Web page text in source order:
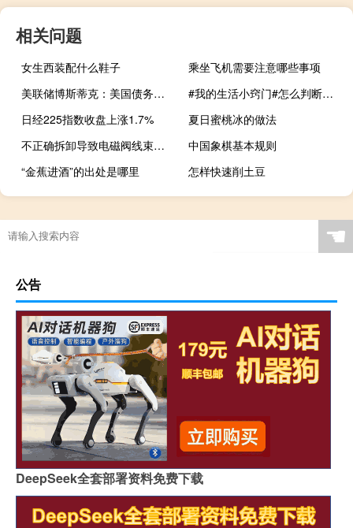
相关问题
女生西装配什么鞋子
乘坐飞机需要注意哪些事项
美联储博斯蒂克：美国债务再融资面临“动荡”
#我的生活小窍门#怎么判断孔雀鱼怀孕
日经225指数收盘上涨1.7%
夏日蜜桃冰的做法
不正确拆卸导致电磁阀线束破坏
中国象棋基本规则
“金蕉进酒”的出处是哪里
怎样快速削土豆
☚
公告
DeepSeek全套部署资料免费下载